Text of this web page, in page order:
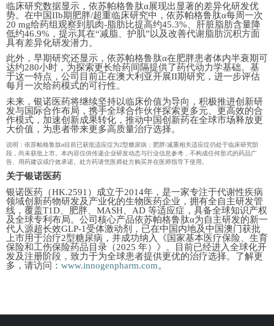
临床研究数据显示，依苏帕格鲁肽α展现出显著的差异化研发优
势。在中国IIb期肥胖/超重临床研究中，依苏帕格鲁肽α每周一次
20 mg给药组观察到肌肉-脂肪比提高约45.3%、肝脏脂肪含量降
低约46.9%，提示其在“减脂、护肌”以及改善代谢脂肪沉积方面
具有差异化研发潜力。
此外，早期研究还显示，依苏帕格鲁肽α在肥胖患者体内半衰期可
达约280小时，为探索更长给药间隔提供了药代动力学基础。基
于这一特点，公司目前正在澳大利亚开展II期研究，进一步评估
每月一次给药模式的可行性。
未来，银诺医药将继续坚持以临床价值为导向，积极推进创新研
发与国际合作布局，携手全球合作伙伴探索更多元、更高效的合
作模式，加速创新成果转化，推动中国创新药在全球市场释放更
大价值，为患者带来更多高质量治疗选择。
说明：依苏帕格鲁肽α目前已获批适应症为2型糖尿病；肥胖/减重相关适应症仍处于临床研究阶
段，尚未获批上市。 本内容仅供传递企业研发动态与行业信息参考，不构成任何形式的药品广
告、用药建议或疗效承诺。处方药请凭医师处方购买并在医师指导下使用。
关于银诺医药
银诺医药（HK.2591）成立于2014年，是一家专注于代谢性疾病
领域创新药物研发及产业化的生物医药企业，拥有全自主研发管
线，覆盖T1D、肥胖、MASH、AD 等适应症，具备全球知识产权
及全球专利布局。公司核心产品依苏帕格鲁肽α为自主研发的新一
代人源超长效GLP-1受体激动剂，已在中国内地及中国澳门获批
上市用于治疗2型糖尿病， 并成功纳入《国家基本医疗保险、生育
保险和工伤保险药品目录（2025 年）》。目前已经进入全球化开
发及注册阶段，致力于为全球患者提供更优的治疗选择。了解更
多，请访问： www.innogenpharm.com。